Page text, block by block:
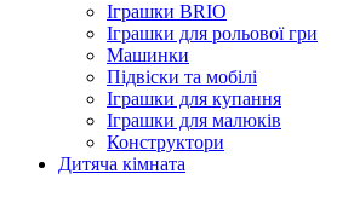
Іграшки BRIO
Іграшки для рольової гри
Машинки
Підвіски та мобілі
Іграшки для купання
Іграшки для малюків
Конструктори
Дитяча кімната